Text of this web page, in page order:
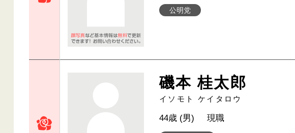
公明党
磯本 桂太郎
イソモト ケイタロウ
44歳 (男) 現職